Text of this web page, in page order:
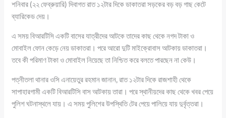
শনিবার (২২ ফেব্রুয়ারি) দিবাগত রাত ১২টার দিকে ডাকাতরা সড়কের বড় বড় গাছ কেটে
ব্যারিকেড দেয়।
এ সময় বিআরটিসি একটি বাসের যাত্রীদের আটকে তাদের কাছ থেকে নগদ টাকা ও
মোবাইল ফোন কেড়ে নেয় ডাকাতরা। পরে আরো দুটি মাইক্রোবাস আটকায় ডাকাতরা।
তবে কী পরিমাণ টাকা ও মোবাইল নিয়েছে তা নিশ্চিত করে বলতে পারছেন না কেউ।
পত্নীতলা থানার ওসি এনায়েতুর রহমান জানান, রাত ১২টার দিকে রাজশাহী থেকে
সাপাহারগামী একটি বিআরটিসি বাস আটকায় তারা। পরে স্থানীয়দের কাছ থেকে খবর পেয়ে
পুলিশ ঘটনাস্থলে যায়। এ সময় পুলিশের উপস্থিতি টের পেয়ে পালিয়ে যায় দুর্বৃত্তরা।